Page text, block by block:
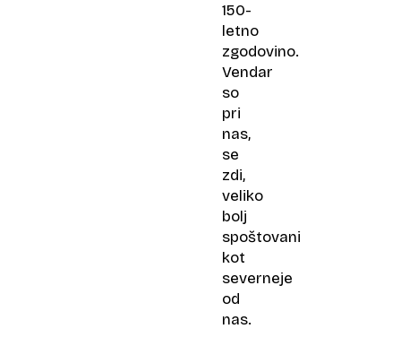
150-
letno
zgodovino.
Vendar
so
pri
nas,
se
zdi,
veliko
bolj
spoštovani
kot
severneje
od
nas.